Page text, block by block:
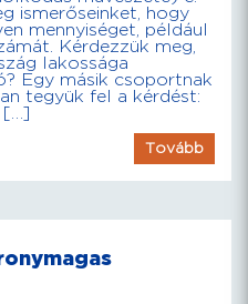
ismerőseinket, hogy
mennyiséget, például
Kérdezzük meg,
lakossága
Egy másik csoportnak
tegyük fel a kérdést:
Tovább